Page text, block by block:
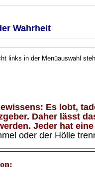
Wahrheit
links in der Menüauswahl
Es lobt,
Daher lässt
Jeder hat
oder der Hölle